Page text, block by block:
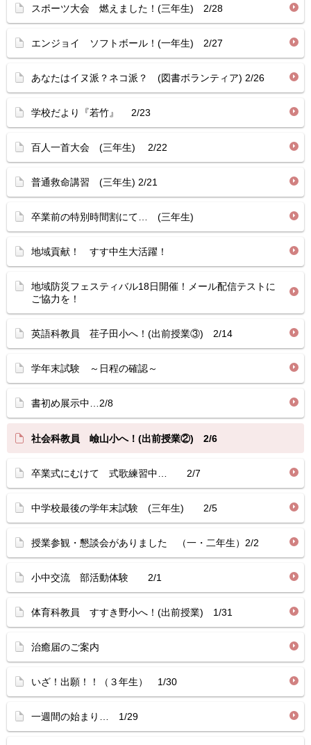
スポーツ大会 燃えました！(三年生) 2/28
エンジョイ ソフトボール！(一年生) 2/27
あなたはイヌ派？ネコ派？ (図書ボランティア) 2/26
学校だより『若竹』 2/23
百人一首大会 (三年生) 2/22
普通救命講習 (三年生) 2/21
卒業前の特別時間割にて… (三年生)
地域貢献！ すす中生大活躍！
地域防災フェスティバル18日開催！メール配信テストに
ご協力を！
英語科教員 荏子田小へ！(出前授業③) 2/14
学年末試験 ～日程の確認～
書初め展示中…2/8
社会科教員 嶮山小へ！(出前授業②) 2/6
卒業式にむけて 式歌練習中… 2/7
中学校最後の学年末試験 (三年生) 2/5
授業参観・懇談会がありました （一・二年生）2/2
小中交流 部活動体験 2/1
体育科教員 すすき野小へ！(出前授業) 1/31
治癒届のご案内
いざ！出願！！（３年生） 1/30
一週間の始まり… 1/29